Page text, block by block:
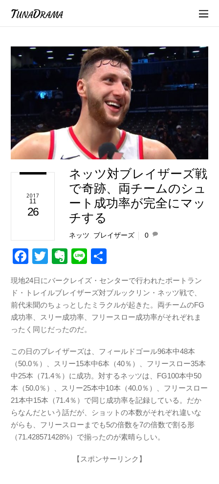
TunaDrama
2017
11
26
ネッツ対ブレイザーズ戦
で奇跡、両チームのシュ
ート成功率が完全にマッ
チする
ネッツ ブレイザーズ 0
F
c
e
b
o
o
k
T
tt
er
E
er
n
ot
e
Li
e
現地24日にバークレイズ・センターで行われたポートラン
ド・トレイルブレイザーズ対ブルックリン・ネッツ戦で、
前代未聞のちょっとしたミラクルが起きた。両チームのFG
成功率、スリー成功率、フリースロー成功率がそれぞれま
ったく同じだったのだ。
この日のブレイザーズは、フィールドゴール96本中48本
（50.0％）、スリー15本中6本（40％）、フリースロー35本
中25本（71.4％）に成功。対するネッツは、FG100本中50
本（50.0％）、スリー25本中10本（40.0％）、フリースロー
21本中15本（71.4％）で同じ成功率を記録している。だか
らなんだという話だが、ショットの本数がそれぞれ違いな
がらも、フリースローまでも5の倍数を7の倍数で割る形
（71.428571428%）で揃ったのが素晴らしい。
【スポンサーリンク】